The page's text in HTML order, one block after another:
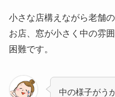
小さな店構えながら老舗
お店、窓が小さく中の雰
困難です。
中の様子がう